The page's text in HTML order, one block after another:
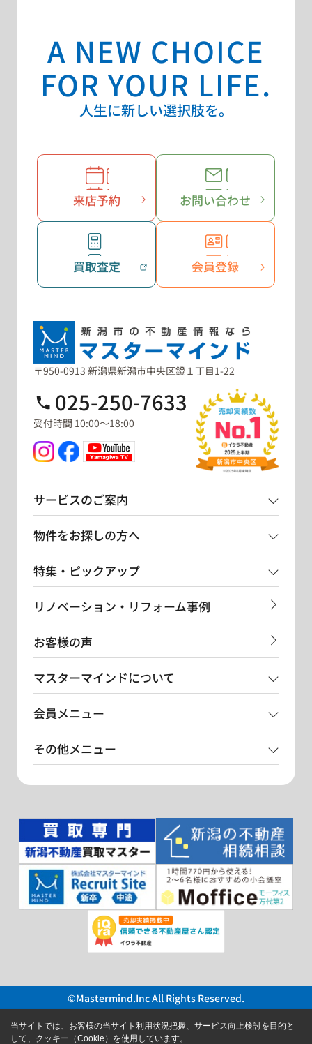
A NEW CHOICE
FOR YOUR LIFE.
人生に新しい選択肢を。
来店予約 お問い合わせ
買取査定 会員登録
〒950-0913 新潟県新潟市中央区鐙１丁目1-22
025-250-7633
受付時間 10:00～18:00
サービスのご案内
物件をお探しの方へ
特集・ピックアップ
リノベーション・リフォーム事例
お客様の声
マスターマインドについて
会員メニュー
その他メニュー
©Mastermind.Inc All Rights Reserved.
当サイトでは、お客様の当サイト利用状況把握、サービス向上検討を目的と
して、クッキー（Cookie）を使用しています。